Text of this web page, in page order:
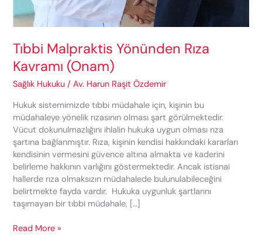
Tıbbi Malpraktis Yönünden Rıza
Kavramı (Onam)
Sağlık Hukuku /Av. Harun Raşit Özdemir
Hukuk sistemimizde tıbbi müdahale için, kişinin bu
müdahaleye yönelik rızasının olması şart görülmektedir.
Vücut dokunulmazlığını ihlalin hukuka uygun olması rıza
şartına bağlanmıştır. Rıza, kişinin kendisi hakkındaki kararları
kendisinin vermesini güvence altına almakta ve kaderini
belirleme hakkının varlığını göstermektedir. Ancak istisnai
hallerde rıza olmaksızın müdahalede bulunulabileceğini
belirtmekte fayda vardır. Hukuka uygunluk şartlarını
taşımayan bir tıbbi müdahale, […]
Tıbbi
Read More »